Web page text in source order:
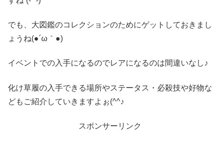
でも、大図鑑のコレクションのためにゲットしておきまし
ょうね(●´ω｀●)
イベントでの入手になるのでレアになるのは間違いなし♪
化け草履の入手できる場所やステータス・必殺技や好物な
どもご紹介していきますよぉ(^^♪
スポンサーリンク